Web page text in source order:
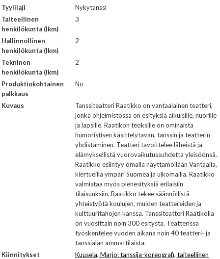
Tyylilaji
Nykytanssi
Taiteellinen
henkilökunta (lkm)
3
Hallinnollinen
henkilökunta (lkm)
2
Tekninen
henkilökunta (lkm)
2
Produktiokohtainen
palkkaus
No
Kuvaus
Tanssiteatteri Raatikko on vantaalainen teatteri,
jonka ohjelmistossa on esityksiä aikuisille, nuorille
ja lapsille. Raatikon teoksille on ominaista
humoristisen käsittelytavan, tanssin ja teatterin
yhdistäminen. Teatteri tavoittelee läheistä ja
elämyksellistä vuorovaikutussuhdetta yleisöönsä.
Raatikko esiintyy omalla näyttämöllään Vantaalla,
kiertueilla ympäri Suomea ja ulkomailla. Raatikko
valmistaa myös pienesityksiä erilaisiin
tilaisuuksiin. Raatikko tekee säännöllistä
yhteistyötä koulujen, muiden teattereiden ja
kulttuuritahojen kanssa. Tanssiteatteri Raatikolla
on vuosittain noin 300 esitystä. Teatterissa
työskentelee vuoden aikana noin 40 teatteri- ja
tanssialan ammattilaista.
Kiinnitykset
Kuusela, Marjo: tanssija-koreografi, taiteellinen